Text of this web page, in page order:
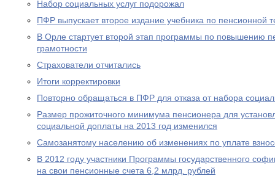
Набор социальных услуг подорожал
ПФР выпускает второе издание учебника по пенсионной
В Орле стартует второй этап программы по повышению
грамотности
Страхователи отчитались
Итоги корректировки
Повторно обращаться в ПФР для отказа от набора
Размер прожиточного минимума пенсионера для
социальной доплаты на 2013 год изменился
Самозанятому населению об изменениях по уплате
В 2012 году участники Программы государственного
на свои пенсионные счета 6,2 млрд. рублей